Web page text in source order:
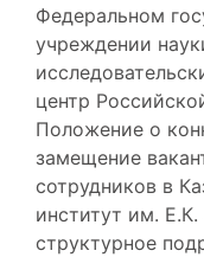
Федеральном
учреждении
центр
Положение о
замещение
сотрудников в
институт им.
структурное